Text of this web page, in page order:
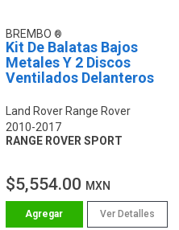
BREMBO
Kit De Balatas Bajos
Metales Y 2 Discos
Ventilados Delanteros
Land Rover Range Rover
2010-2017
RANGE ROVER SPORT
$5,554.00 MXN
Ver Detalles